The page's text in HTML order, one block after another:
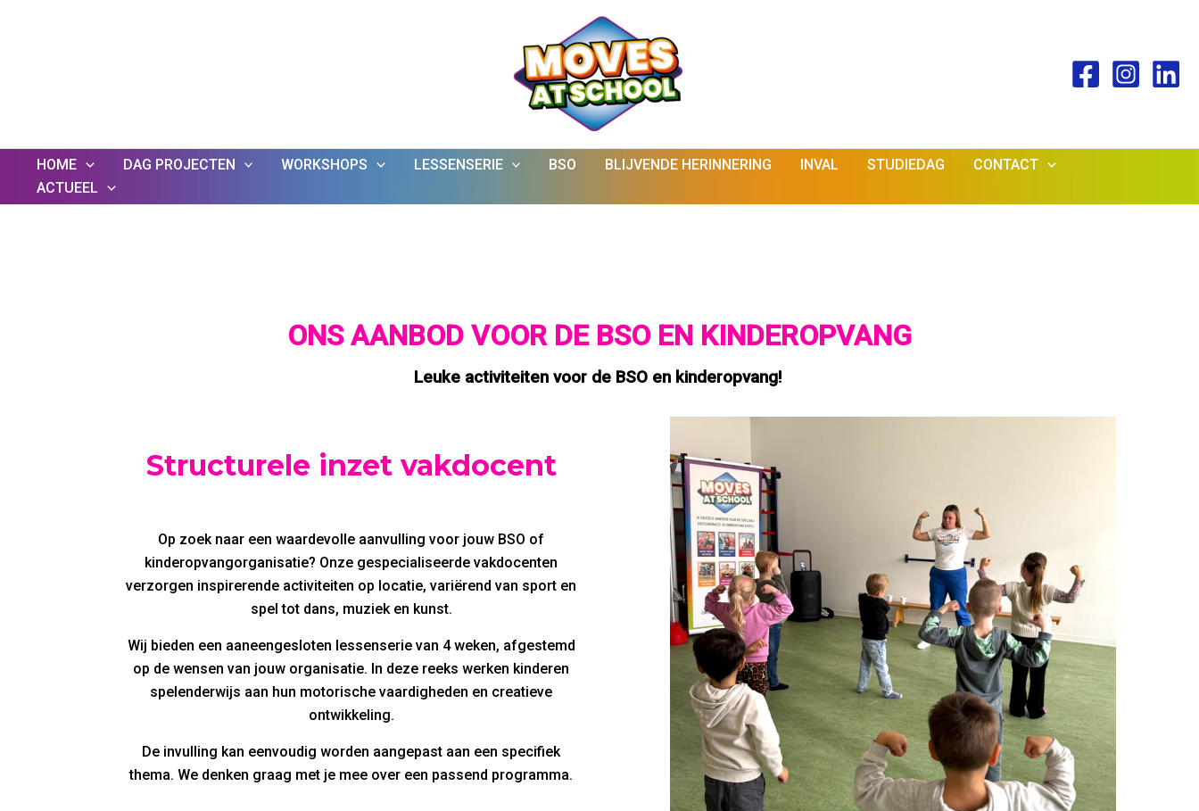
HOME DAG PROJECTEN WORKSHOPS LESSENSERIE BSO BLIJVENDE HERINNERING INVAL STUDIEDAG
CONTACT
ACTUEEL
ONS AANBOD VOOR DE BSO EN KINDEROPVANG
Leuke activiteiten voor de BSO en kinderopvang!
Structurele inzet vakdocent
Op zoek naar een waardevolle aanvulling voor jouw BSO of
kinderopvangorganisatie? Onze gespecialiseerde vakdocenten
verzorgen inspirerende activiteiten op locatie, variërend van sport en
spel tot dans, muziek en kunst.
Wij bieden een aaneengesloten lessenserie van 4 weken, afgestemd
op de wensen van jouw organisatie. In deze reeks werken kinderen
spelenderwijs aan hun motorische vaardigheden en creatieve
ontwikkeling.
De invulling kan eenvoudig worden aangepast aan een specifiek
thema. We denken graag met je mee over een passend programma.